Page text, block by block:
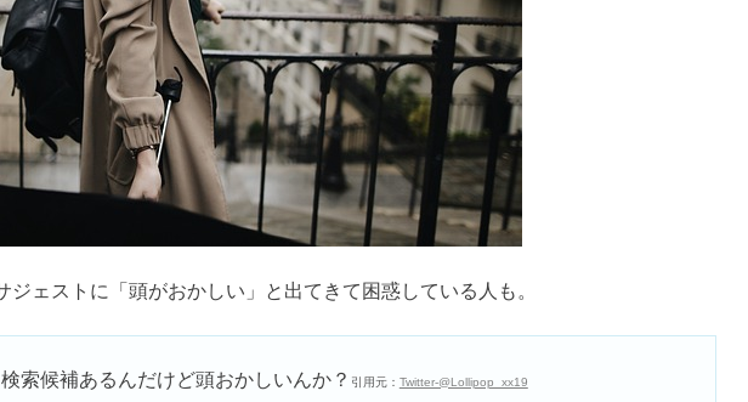
らい？優しすぎる・頭悪いから社会不適合は嘘！
づらい？社会不適合で仕事できない・頭悪いは嘘！
ENFPの不健全時の状態とは
ENFPは仕事ができない？
ENFPに向いている仕事！天職はどれ？
経営者向きって本当？
ENFPに向いてない仕事は？
ENFPは勉強ができない？
ENFPの勉強法でおすすめは？
いと言われる理由